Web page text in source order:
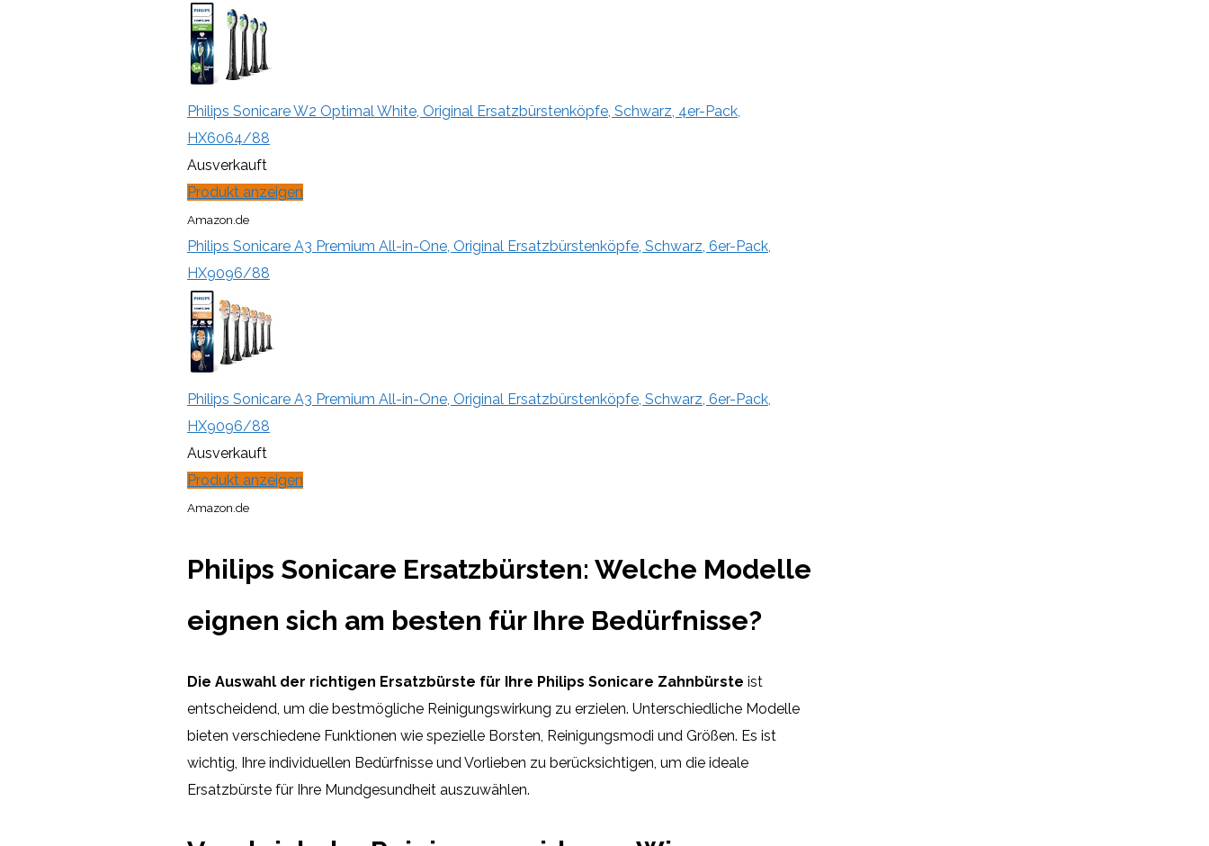
Philips Sonicare W2 Optimal White, Original Ersatzbürstenköpfe, Schwarz, 4er-Pack,
HX6064/88
Ausverkauft
Produkt anzeigen
Amazon.de
Philips Sonicare A3 Premium All-in-One, Original Ersatzbürstenköpfe, Schwarz, 6er-Pack,
HX9096/88
Philips Sonicare A3 Premium All-in-One, Original Ersatzbürstenköpfe, Schwarz, 6er-Pack,
HX9096/88
Ausverkauft
Produkt anzeigen
Amazon.de
Philips Sonicare Ersatzbürsten: Welche Modelle
eignen sich am besten für Ihre Bedürfnisse?
Die Auswahl der richtigen Ersatzbürste für Ihre Philips Sonicare Zahnbürste ist
entscheidend, um die bestmögliche Reinigungswirkung zu erzielen. Unterschiedliche Modelle
bieten verschiedene Funktionen wie spezielle Borsten, Reinigungsmodi und Größen. Es ist
wichtig, Ihre individuellen Bedürfnisse und Vorlieben zu berücksichtigen, um die ideale
Ersatzbürste für Ihre Mundgesundheit auszuwählen.